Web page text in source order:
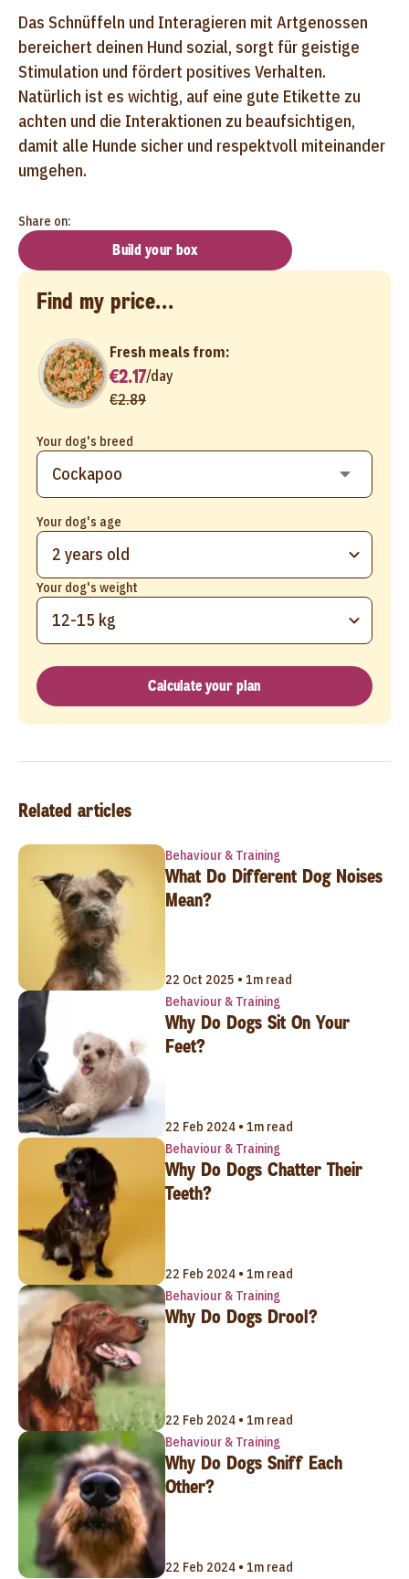
Das Schnüffeln und Interagieren mit Artgenossen
bereichert deinen Hund sozial, sorgt für geistige
Stimulation und fördert positives Verhalten.
Natürlich ist es wichtig, auf eine gute Etikette zu
achten und die Interaktionen zu beaufsichtigen,
damit alle Hunde sicher und respektvoll miteinander
umgehen.
Share on:
Build your box
Find my price...
Your dog's breed
Your dog's age
2 years old
Your dog's weight
12-15 kg
Fresh meals from:
€2.17/day
€2.89
Calculate your plan
Related articles
Behaviour & Training
What Do Different Dog Noises
Mean?
22 Oct 2025 • 1m read
Behaviour & Training
Why Do Dogs Sit On Your
Feet?
22 Feb 2024 • 1m read
Behaviour & Training
Why Do Dogs Chatter Their
Teeth?
22 Feb 2024 • 1m read
Behaviour & Training
Why Do Dogs Drool?
22 Feb 2024 • 1m read
Behaviour & Training
Why Do Dogs Sniff Each
Other?
22 Feb 2024 • 1m read